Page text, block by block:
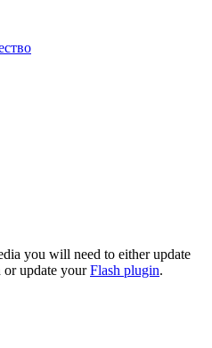
you will need to either update
or update yourFlash plugin.